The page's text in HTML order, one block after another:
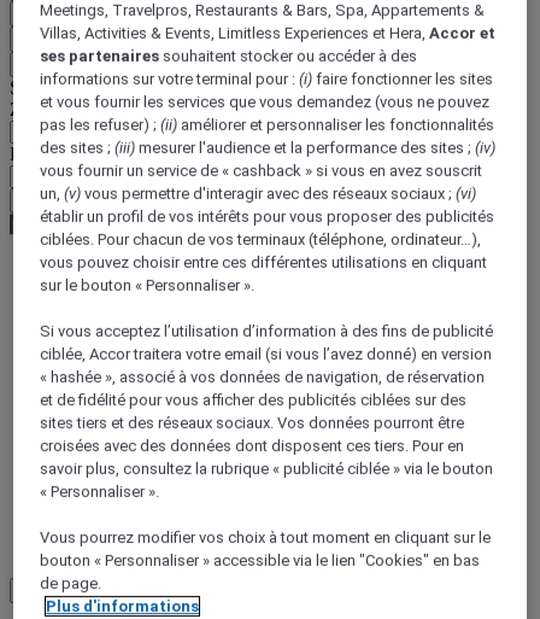
Valider votre zone et votre langue
EUR (€)
Retour
Sélectionnez votre devise ci-dessous
Zone géographique
Devise
Valider ma devise
World
France
Provence-Alps-Riviera
Alpes de Haute Provence
Load More Voir plus d'articles
Meetings, Travelpros, Restaurants & Bars, Spa, Appartements &
Villas, Activities & Events, Limitless Experiences et Hera,Accor et
ses partenaires souhaitent stocker ou accéder à des
informations sur votre terminal pour :(i) faire fonctionner les sites
et vous fournir les services que vous demandez (vous ne pouvez
pas les refuser) ;(ii) améliorer et personnaliser les fonctionnalités
des sites ;(iii) mesurer l'audience et la performance des sites ;(iv)
vous fournir un service de « cashback » si vous en avez souscrit
un,(v) vous permettre d'interagir avec des réseaux sociaux ;(vi)
établir un profil de vos intérêts pour vous proposer des publicités
ciblées. Pour chacun de vos terminaux (téléphone, ordinateur…),
vous pouvez choisir entre ces différentes utilisations en cliquant
sur le bouton « Personnaliser ».
Si vous acceptez l’utilisation d’information à des fins de publicité
ciblée, Accor traitera votre email (si vous l’avez donné) en version
« hashée », associé à vos données de navigation, de réservation
et de fidélité pour vous afficher des publicités ciblées sur des
sites tiers et des réseaux sociaux. Vos données pourront être
croisées avec des données dont disposent ces tiers. Pour en
savoir plus, consultez la rubrique « publicité ciblée » via le bouton
« Personnaliser ».
Vous pourrez modifier vos choix à tout moment en cliquant sur le
bouton « Personnaliser » accessible via le lien "Cookies" en bas
de page.
Plus d'informations